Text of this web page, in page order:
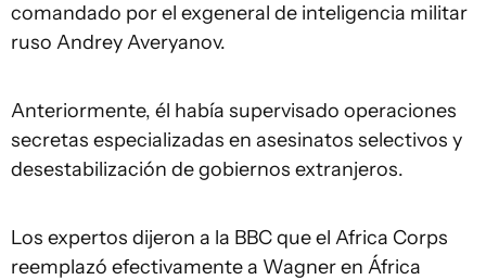
comandado por el exgeneral de inteligencia militar
ruso Andrey Averyanov.
Anteriormente, él había supervisado operaciones
secretas especializadas en asesinatos selectivos y
desestabilización de gobiernos extranjeros.
Los expertos dijeron a la BBC que el Africa Corps
reemplazó efectivamente a Wagner en África